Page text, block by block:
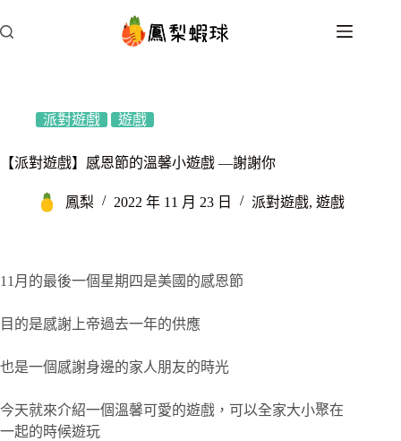
至
派對遊戲 遊戲
【派對遊戲】感恩節的溫馨小遊戲 —謝謝你
鳳梨 2022 年 11 月 23 日 派對遊戲, 遊戲
11月的最後一個星期四是美國的感恩節
目的是感謝上帝過去一年的供應
也是一個感謝身邊的家人朋友的時光
今天就來介紹一個溫馨可愛的遊戲，可以全家大小聚在
一起的時候遊玩